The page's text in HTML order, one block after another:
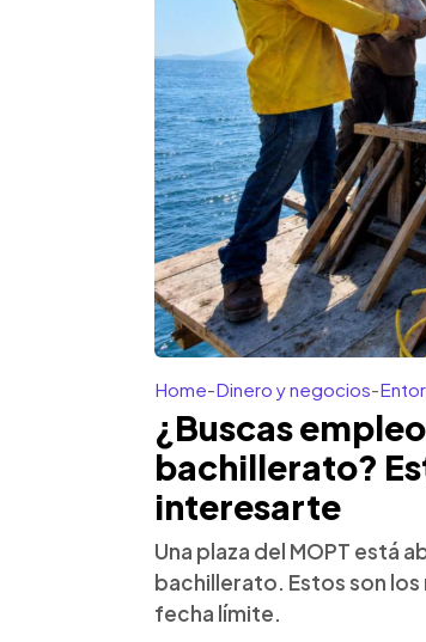
Home-Dinero y negocios-
¿Buscas
bachillerato?
interesarte
Una plaza del MOPT está
bachillerato. Estos son
fecha límite.